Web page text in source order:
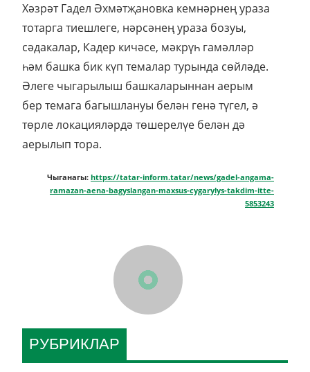
Хәзрәт Гадел Әхмәтҗановка кемнәрнең ураза
тотарга тиешлеге, нәрсәнең ураза бозуы,
сәдакалар, Кадер кичәсе, мәкрүһ гамәлләр
һәм башка бик күп темалар турында сөйләде.
Әлеге чыгарылыш башкаларыннан аерым
бер темага багышлануы белән генә түгел, ә
төрле локацияләрдә төшерелүе белән дә
аерылып тора.
Чыганагы: https://tatar-inform.tatar/news/gadel-angama-
ramazan-aena-bagyslangan-maxsus-cygarylys-takdim-itte-
5853243
РУБРИКЛАР